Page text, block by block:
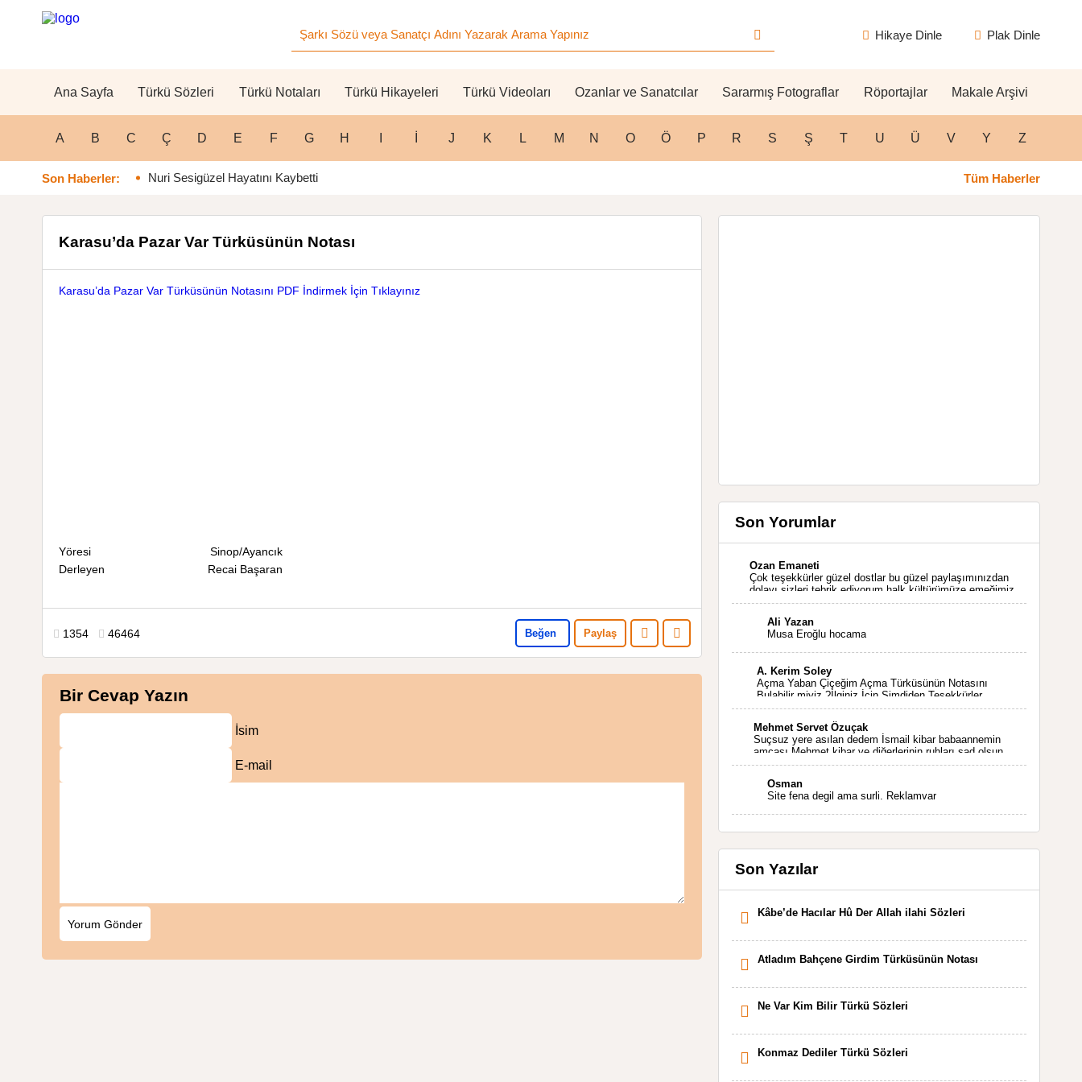
Hikaye Dinle Plak Dinle
Ana Sayfa Türkü Sözleri Türkü Notaları Türkü Hikayeleri Türkü Videoları Ozanlar ve Sanatcılar Sararmış Fotograflar Röportajlar Makale Arşivi
A B C Ç D E F G H J K L M N O Ö P R S Ş T U Ü V Y Z
Son Haberler: Nuri Sesigüzel Hayatını Kaybetti Tüm Haberler
Karasu’da Pazar Var Türküsünün Notası
Karasu’da Pazar Var Türküsünün Notasını PDF İndirmek İçin Tıklayınız
Yöresi Sinop/Ayancık
Derleyen Recai Başaran
1354 46464 Beğen Paylaş
Bir Cevap Yazın
İsim
E-mail
Son Yorumlar
Ozan Emaneti
Çok teşekkürler güzel dostlar bu güzel paylaşımınızdan
dolayı sizleri tebrik ediyorum halk kültürümüze emeğimiz
geçti ise ne mutlu bizlere sizlerin sayesinde türkülerimiz
Ali Yazan
Musa Eroğlu hocama
A. Kerim Soley
Açma Yaban Çiçeğim Açma Türküsünün Notasını
Bulabilir miyiz ?İlginiz İçin Şimdiden Teşekkürler.
Mehmet Servet Özuçak
Suçsuz yere asılan dedem İsmail kibar babaannemin
amcası Mehmet kibar ve diğerlerinin ruhları şad olsun.
Kahrolsun Cemal paşa
Osman
Site fena degil ama surli. Reklamvar
Son Yazılar
Kâbe’de Hacılar Hû Der Allah ilahi Sözleri
Atladım Bahçene Girdim Türküsünün Notası
Ne Var Kim Bilir Türkü Sözleri
Konmaz Dediler Türkü Sözleri